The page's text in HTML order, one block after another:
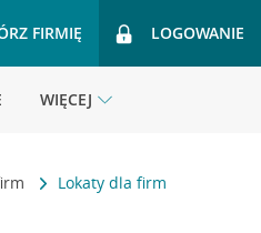
FIRMIĘ LOGOWANIE
WIĘCEJ
Lokaty dla firm